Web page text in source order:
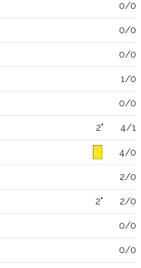
0/0
0/0
0/0
1/0
0/0
2" 4/1
4/0
2/0
2" 2/0
0/0
0/0